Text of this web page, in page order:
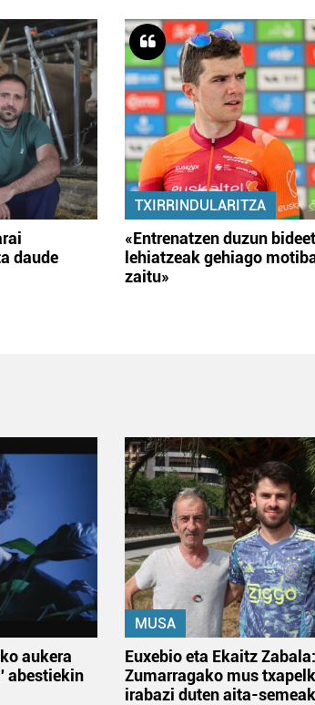
daude
TXIRRINDULARITZA
«Entrenatzen duzun
lehiatzeak gehiago
zaitu»
aukera
abestiekin
MUSA
Euxebio eta Ekaitz Zabala:
Zumarragako mus
irabazi duten aita-semeak